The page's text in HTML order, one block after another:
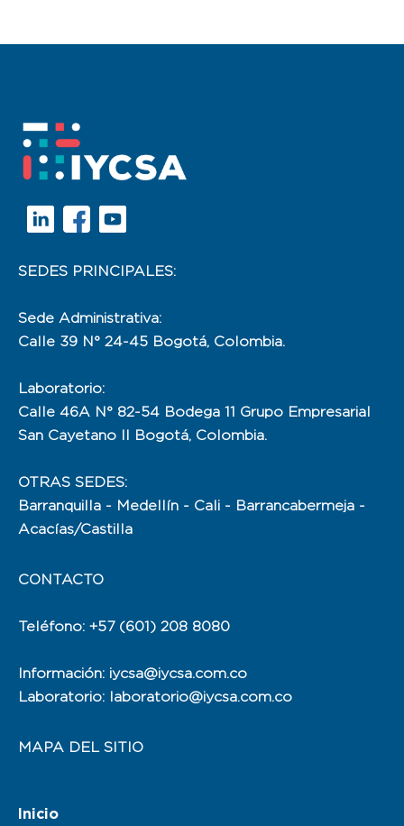
SEDES PRINCIPALES:
Sede Administrativa:
Calle 39 N° 24-45 Bogotá, Colombia.
Laboratorio:
Calle 46A N° 82-54 Bodega 11 Grupo Empresarial
San Cayetano II Bogotá, Colombia.
OTRAS SEDES:
Barranquilla - Medellín - Cali - Barrancabermeja -
Acacías/Castilla
CONTACTO
Teléfono: +57 (601) 208 8080
Información: iycsa@iycsa.com.co
Laboratorio: laboratorio@iycsa.com.co
MAPA DEL SITIO
Inicio